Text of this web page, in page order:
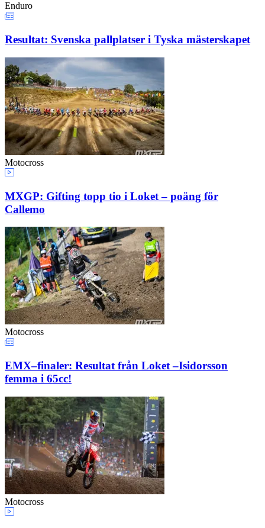
Enduro
Resultat: Svenska pallplatser i Tyska mästerskapet
Motocross
MXGP: Gifting topp tio i Loket – poäng för
Callemo
Motocross
EMX–finaler: Resultat från Loket –Isidorsson
femma i 65cc!
Motocross